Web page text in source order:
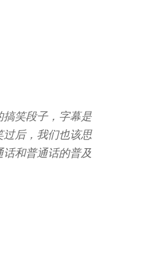
笑段子，字幕是
过后，我们也该思
和普通话的普及